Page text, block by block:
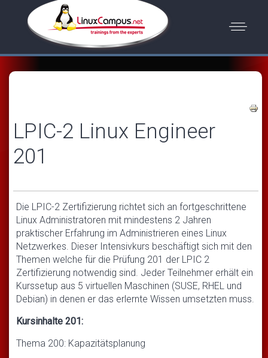
LPIC-2 Linux Engineer
201
Die LPIC-2 Zertifizierung richtet sich an fortgeschrittene
Linux Administratoren mit mindestens 2 Jahren
praktischer Erfahrung im Administrieren eines Linux
Netzwerkes. Dieser Intensivkurs beschäftigt sich mit den
Themen welche für die Prüfung 201 der LPIC 2
Zertifizierung notwendig sind. Jeder Teilnehmer erhält ein
Kurssetup aus 5 virtuellen Maschinen (SUSE, RHEL und
Debian) in denen er das erlernte Wissen umsetzten muss.
Kursinhalte 201:
Thema 200: Kapazitätsplanung